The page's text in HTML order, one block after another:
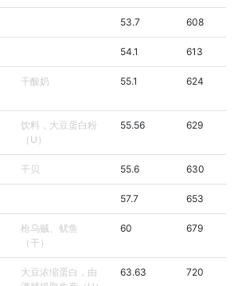
53.7 608
54.1 613
干酸奶 55.1 624
饮料，大豆蛋白粉
（U）
55.56 629
干贝 55.6 630
57.7 653
枪乌贼、鱿鱼
（干）
60 679
大豆浓缩蛋白，由
63.63 720